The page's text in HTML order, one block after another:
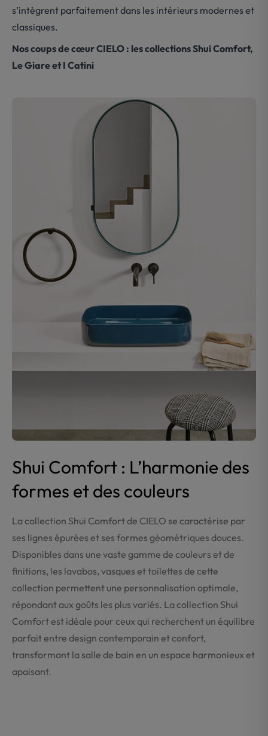
s’intègrent parfaitement dans les intérieurs modernes et
classiques.
Nos coups de cœur CIELO : les collections Shui Comfort,
Le Giare et I Catini
Shui Comfort : L’harmonie des
formes et des couleurs
La collection Shui Comfort de CIELO se caractérise par
ses lignes épurées et ses formes géométriques douces.
Disponibles dans une vaste gamme de couleurs et de
finitions, les lavabos, vasques et toilettes de cette
collection permettent une personnalisation optimale,
répondant aux goûts les plus variés. La collection Shui
Comfort est idéale pour ceux qui recherchent un équilibre
parfait entre design contemporain et confort,
transformant la salle de bain en un espace harmonieux et
apaisant.